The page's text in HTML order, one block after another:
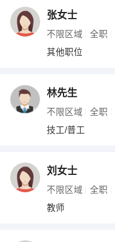
张女士
不限区域 全职
其他职位
林先生
不限区域 全职
技工/普工
刘女士
不限区域 全职
教师